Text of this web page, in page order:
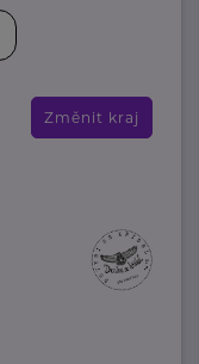
Změnit kraj